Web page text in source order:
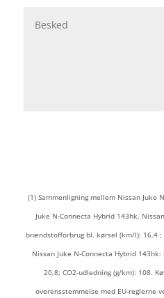
(1) Sammenligning mellem Nissan Juke
Juke N-Connecta Hybrid 143hk.
brændstofforbrug bl. kørsel (km/l): 16,4 ;
Nissan Juke N-Connecta Hybrid
20,8; CO2-udledning (g/km): 108.
overensstemmelse med EU-reglerne